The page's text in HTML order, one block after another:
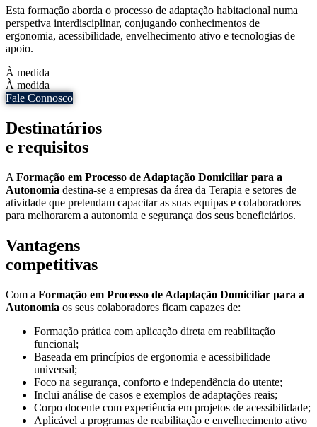
Esta formação aborda o processo de adaptação habitacional numa
perspetiva interdisciplinar, conjugando conhecimentos de
ergonomia, acessibilidade, envelhecimento ativo e tecnologias de
apoio.
À medida
À medida
Fale Connosco
Destinatários
e requisitos
A Formação em Processo de Adaptação Domiciliar para a
Autonomia destina-se a empresas da área da Terapia e setores de
atividade que pretendam capacitar as suas equipas e colaboradores
para melhorarem a autonomia e segurança dos seus beneficiários.
Vantagens
competitivas
Com a Formação em Processo de Adaptação Domiciliar para a
Autonomia os seus colaboradores ficam capazes de:
Formação prática com aplicação direta em reabilitação
funcional;
Baseada em princípios de ergonomia e acessibilidade
universal;
Foco na segurança, conforto e independência do utente;
Inclui análise de casos e exemplos de adaptações reais;
Corpo docente com experiência em projetos de acessibilidade;
Aplicável a programas de reabilitação e envelhecimento ativo